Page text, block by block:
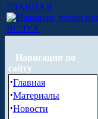
ГЛАВНАЯ
ВСЛУХ
Навигация по
сайту
·Главная
·Материалы
·Новости